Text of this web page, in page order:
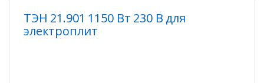
ТЭН 21.901 1150 Вт 230 В для
электроплит